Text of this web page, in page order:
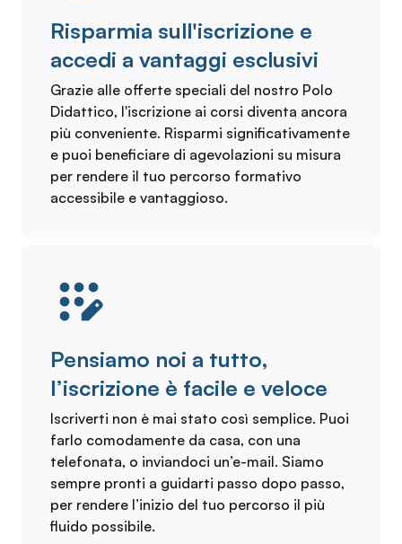
Risparmia sull'iscrizione e
accedi a vantaggi esclusivi
Grazie alle offerte speciali del nostro Polo
Didattico, l'iscrizione ai corsi diventa ancora
più conveniente. Risparmi significativamente
e puoi beneficiare di agevolazioni su misura
per rendere il tuo percorso formativo
accessibile e vantaggioso.
Pensiamo noi a tutto,
l’iscrizione è facile e veloce
Iscriverti non è mai stato così semplice. Puoi
farlo comodamente da casa, con una
telefonata, o inviandoci un’e-mail. Siamo
sempre pronti a guidarti passo dopo passo,
per rendere l’inizio del tuo percorso il più
fluido possibile.